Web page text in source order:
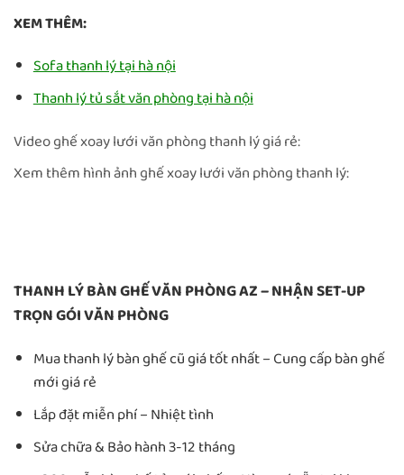
XEM THÊM:
Sofa thanh lý tại hà nội
Thanh lý tủ sắt văn phòng tại hà nội
Video ghế xoay lưới văn phòng thanh lý giá rẻ:
Xem thêm hình ảnh ghế xoay lưới văn phòng thanh lý:
THANH LÝ BÀN GHẾ VĂN PHÒNG AZ – NHẬN SET-UP
TRỌN GÓI VĂN PHÒNG
Mua thanh lý bàn ghế cũ giá tốt nhất – Cung cấp bàn ghế
mới giá rẻ
Lắp đặt miễn phí – Nhiệt tình
Sửa chữa & Bảo hành 3-12 tháng